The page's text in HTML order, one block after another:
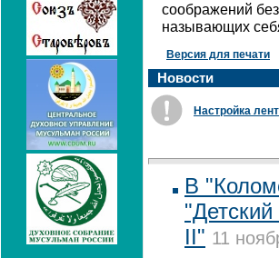
соображений
называющих
Версия для печати
Новости
Настройка
В
II" 11